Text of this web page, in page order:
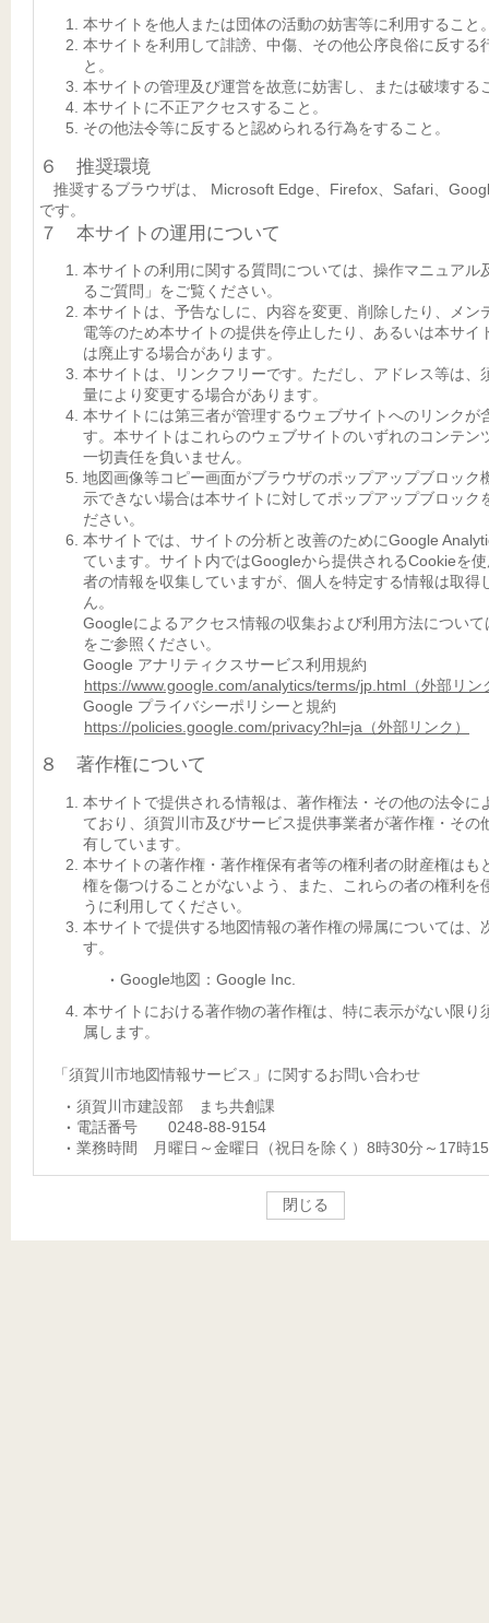
本サイトを他人または団体の活動の妨害等に利用すること
本サイトを利用して誹謗、中傷、その他公序良俗に反する
と。
本サイトの管理及び運営を故意に妨害し、または破壊する
本サイトに不正アクセスすること。
その他法令等に反すると認められる行為をすること。
６ 推奨環境
推奨するブラウザは、 Microsoft Edge、Firefox、Safari、
です。
７ 本サイトの運用について
本サイトの利用に関する質問については、操作マニュアル
るご質問」をご覧ください。
本サイトは、予告なしに、内容を変更、削除したり、メン
電等のため本サイトの提供を停止したり、あるいは本サイ
は廃止する場合があります。
本サイトは、リンクフリーです。ただし、アドレス等は、
量により変更する場合があります。
本サイトには第三者が管理するウェブサイトへのリンクが
す。本サイトはこれらのウェブサイトのいずれのコンテン
一切責任を負いません。
地図画像等コピー画面がブラウザのポップアップブロック
示できない場合は本サイトに対してポップアップブロック
ださい。
本サイトでは、サイトの分析と改善のためにGoogle
ています。サイト内ではGoogleから提供されるCookieを
者の情報を収集していますが、個人を特定する情報は取得
ん。
Googleによるアクセス情報の収集および利用方法について
をご参照ください。
Google アナリティクスサービス利用規約
https://www.google.com/analytics/terms/jp.html（外部リン
Google プライバシーポリシーと規約
https://policies.google.com/privacy?hl=ja（外部リンク）
８ 著作権について
本サイトで提供される情報は、著作権法・その他の法令に
ており、須賀川市及びサービス提供事業者が著作権・その
有しています。
本サイトの著作権・著作権保有者等の権利者の財産権はも
権を傷つけることがないよう、また、これらの者の権利を
うに利用してください。
本サイトで提供する地図情報の著作権の帰属については、
す。
Google地図：Google Inc.
本サイトにおける著作物の著作権は、特に表示がない限り
属します。
「須賀川市地図情報サービス」に関するお問い合わせ
須賀川市建設部 まち共創課
電話番号 0248-88-9154
業務時間 月曜日～金曜日（祝日を除く）8時30分～17時
閉じる